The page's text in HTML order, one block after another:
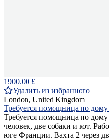
1900.00 £
Удалить из избранного
London, United Kingdom
Требуется помощница по
Требуется помощница по
человек, две собаки и кот.
юге Франции. Вахта 2 через